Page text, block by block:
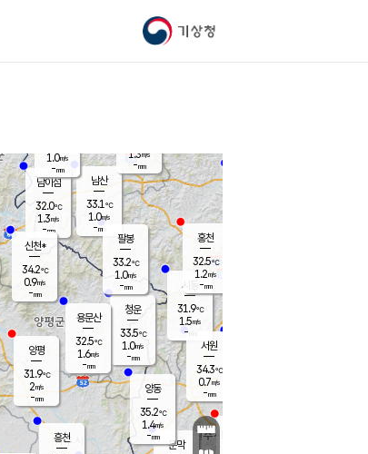
기상청
문막
남이섬
32.0℃
1.3m/s
-mm
남산
33.1℃
1.0m/s
-mm
청운
33.5℃
1.0m/s
-mm
팔봉
33.2℃
1.0m/s
-mm
양동
35.2℃
1.4m/s
-mm
1.0m/s
-mm
신천*
34.2℃
0.9m/s
-mm
흥천
시동
31.9℃
1.5m/s
- mm
서원
34.3℃
0.7m/s
-mm
용문산
32.5℃
1.6m/s
-mm
홍천
32.5℃
1.2m/s
-mm
양평
31.9℃
2m/s
-mm
1.3m/s
-mm